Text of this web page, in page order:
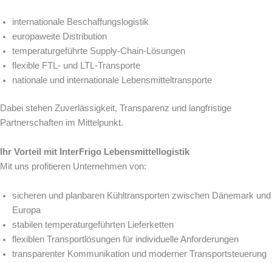
internationale Beschaffungslogistik
europaweite Distribution
temperaturgeführte Supply-Chain-Lösungen
flexible FTL- und LTL-Transporte
nationale und internationale Lebensmitteltransporte
Dabei stehen Zuverlässigkeit, Transparenz und langfristige
Partnerschaften im Mittelpunkt.
Ihr Vorteil mit InterFrigo Lebensmittellogistik
Mit uns profitieren Unternehmen von:
sicheren und planbaren Kühltransporten zwischen Dänemark und
Europa
stabilen temperaturgeführten Lieferketten
flexiblen Transportlösungen für individuelle Anforderungen
transparenter Kommunikation und moderner Transportsteuerung